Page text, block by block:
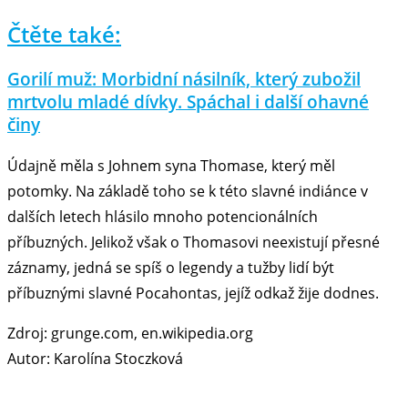
Čtěte také:
Gorilí muž: Morbidní násilník, který zubožil
mrtvolu mladé dívky. Spáchal i další ohavné
činy
Údajně měla s Johnem syna Thomase, který měl
potomky. Na základě toho se k této slavné indiánce v
dalších letech hlásilo mnoho potencionálních
příbuzných. Jelikož však o Thomasovi neexistují přesné
záznamy, jedná se spíš o legendy a tužby lidí být
příbuznými slavné Pocahontas, jejíž odkaž žije dodnes.
Zdroj: grunge.com, en.wikipedia.org
Autor: Karolína Stoczková